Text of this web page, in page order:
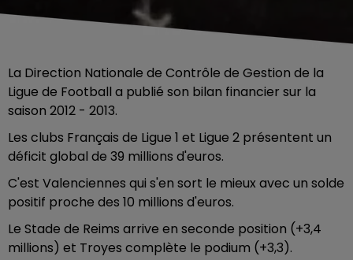
La Direction Nationale de Contrôle de Gestion de la
Ligue de Football a publié son bilan financier sur la
saison 2012 - 2013.
Les clubs Français de Ligue 1 et Ligue 2 présentent un
déficit global de 39 millions d'euros.
C'est Valenciennes qui s'en sort le mieux avec un solde
positif proche des 10 millions d'euros.
Le Stade de Reims arrive en seconde position (+3,4
millions) et Troyes complète le podium (+3,3).